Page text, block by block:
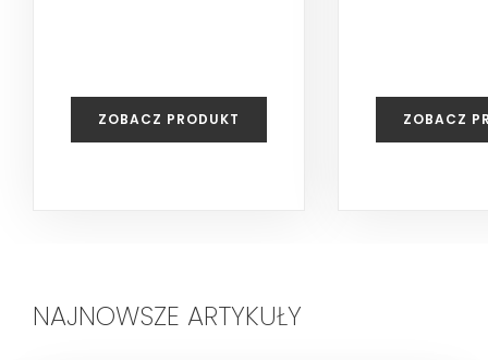
ZOBACZ PRODUKT ZOBACZ
NAJNOWSZE ARTYKUŁY